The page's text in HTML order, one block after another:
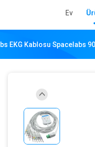
Ev
EKG Kablosu Spacelabs